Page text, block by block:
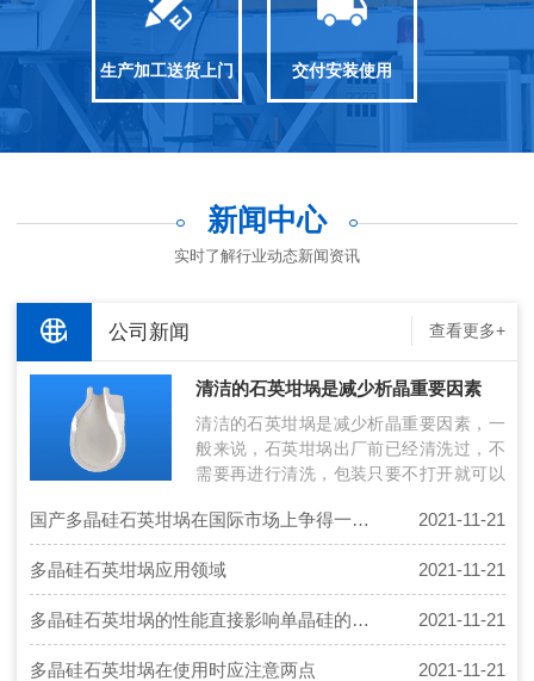
生产加工送货上门 交付安装使用
新闻中心
实时了解行业动态新闻资讯
公司新闻 查看更多+
清洁的石英坩埚是减少析晶重要因素
清洁的石英坩埚是减少析晶重要因素，一
般来说，石英坩埚出厂前已经清洗过，不
需要再进行清洗，包装只要不打开就可以
石…
国产多晶硅石英坩埚在国际市场上争得一席之地 2021-11-21
多晶硅石英坩埚应用领域 2021-11-21
多晶硅石英坩埚的性能直接影响单晶硅的成晶率 2021-11-21
多晶硅石英坩埚在使用时应注意两点 2021-11-21